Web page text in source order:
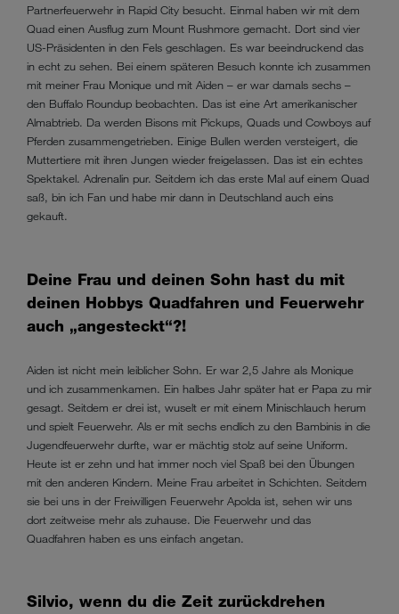
Partnerfeuerwehr in Rapid City besucht. Einmal haben wir mit dem
Quad einen Ausflug zum Mount Rushmore gemacht. Dort sind vier
US-Präsidenten in den Fels geschlagen. Es war beeindruckend das
in echt zu sehen. Bei einem späteren Besuch konnte ich zusammen
mit meiner Frau Monique und mit Aiden – er war damals sechs –
den Buffalo Roundup beobachten. Das ist eine Art amerikanischer
Almabtrieb. Da werden Bisons mit Pickups, Quads und Cowboys auf
Pferden zusammengetrieben. Einige Bullen werden versteigert, die
Muttertiere mit ihren Jungen wieder freigelassen. Das ist ein echtes
Spektakel. Adrenalin pur. Seitdem ich das erste Mal auf einem Quad
saß, bin ich Fan und habe mir dann in Deutschland auch eins
gekauft.
Deine Frau und deinen Sohn hast du mit
deinen Hobbys Quadfahren und Feuerwehr
auch „angesteckt“?!
Aiden ist nicht mein leiblicher Sohn. Er war 2,5 Jahre als Monique
und ich zusammenkamen. Ein halbes Jahr später hat er Papa zu mir
gesagt. Seitdem er drei ist, wuselt er mit einem Minischlauch herum
und spielt Feuerwehr. Als er mit sechs endlich zu den Bambinis in die
Jugendfeuerwehr durfte, war er mächtig stolz auf seine Uniform.
Heute ist er zehn und hat immer noch viel Spaß bei den Übungen
mit den anderen Kindern. Meine Frau arbeitet in Schichten. Seitdem
sie bei uns in der Freiwilligen Feuerwehr Apolda ist, sehen wir uns
dort zeitweise mehr als zuhause. Die Feuerwehr und das
Quadfahren haben es uns einfach angetan.
Silvio, wenn du die Zeit zurückdrehen